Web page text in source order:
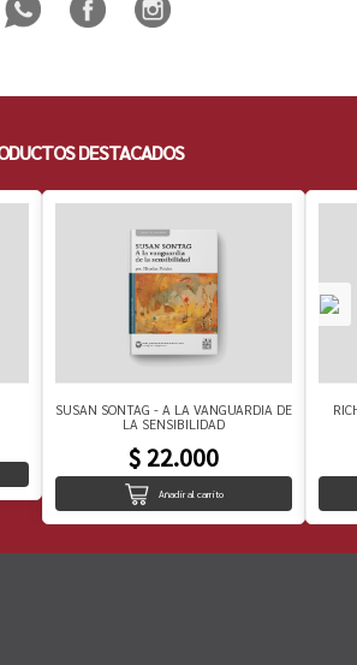
DESTACADOS
SUSAN SONTAG - A LA VANGUARDIA DE
LA SENSIBILIDAD
$ 22.000
Añadir al carrito